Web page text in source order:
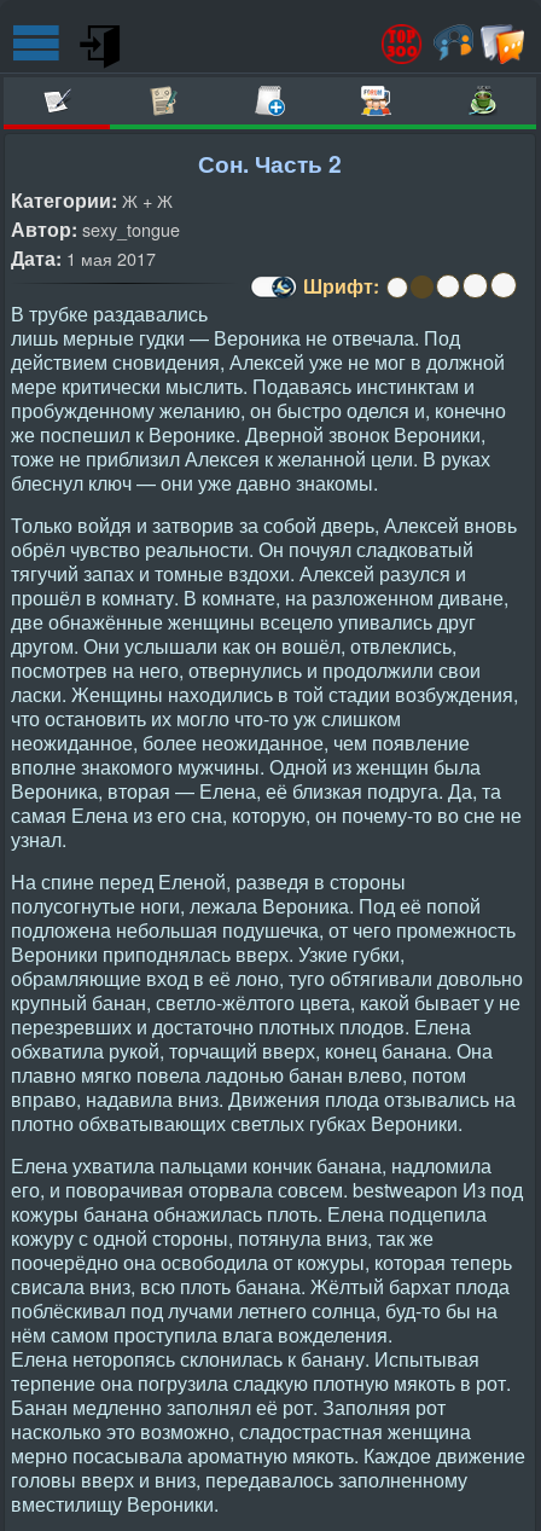
Сон. Часть 2
Категории: Ж + Ж
Автор: sexy_tongue
Дата: 1 мая 2017
Шрифт:
В трубке раздавались
лишь мерные гудки — Вероника не отвечала. Под
действием сновидения, Алексей уже не мог в должной
мере критически мыслить. Подаваясь инстинктам и
пробужденному желанию, он быстро оделся и, конечно
же поспешил к Веронике. Дверной звонок Вероники,
тоже не приблизил Алексея к желанной цели. В руках
блеснул ключ — они уже давно знакомы.
Только войдя и затворив за собой дверь, Алексей вновь
обрёл чувство реальности. Он почуял сладковатый
тягучий запах и томные вздохи. Алексей разулся и
прошёл в комнату. В комнате, на разложенном диване,
две обнажённые женщины всецело упивались друг
другом. Они услышали как он вошёл, отвлеклись,
посмотрев на него, отвернулись и продолжили свои
ласки. Женщины находились в той стадии возбуждения,
что остановить их могло что-то уж слишком
неожиданное, более неожиданное, чем появление
вполне знакомого мужчины. Одной из женщин была
Вероника, вторая — Елена, её близкая подруга. Да, та
самая Елена из его сна, которую, он почему-то во сне не
узнал.
На спине перед Еленой, разведя в стороны
полусогнутые ноги, лежала Вероника. Под её попой
подложена небольшая подушечка, от чего промежность
Вероники приподнялась вверх. Узкие губки,
обрамляющие вход в её лоно, туго обтягивали довольно
крупный банан, светло-жёлтого цвета, какой бывает у не
перезревших и достаточно плотных плодов. Елена
обхватила рукой, торчащий вверх, конец банана. Она
плавно мягко повела ладонью банан влево, потом
вправо, надавила вниз. Движения плода отзывались на
плотно обхватывающих светлых губках Вероники.
Елена ухватила пальцами кончик банана, надломила
его, и поворачивая оторвала совсем. bеstwеаpоn Из под
кожуры банана обнажилась плоть. Елена подцепила
кожуру с одной стороны, потянула вниз, так же
поочерёдно она освободила от кожуры, которая теперь
свисала вниз, всю плоть банана. Жёлтый бархат плода
поблёскивал под лучами летнего солнца, буд-то бы на
нём самом проступила влага вожделения.
Елена неторопясь склонилась к банану. Испытывая
терпение она погрузила сладкую плотную мякоть в рот.
Банан медленно заполнял её рот. Заполняя рот
насколько это возможно, сладострастная женщина
мерно посасывала ароматную мякоть. Каждое движение
головы вверх и вниз, передавалось заполненному
вместилищу Вероники.